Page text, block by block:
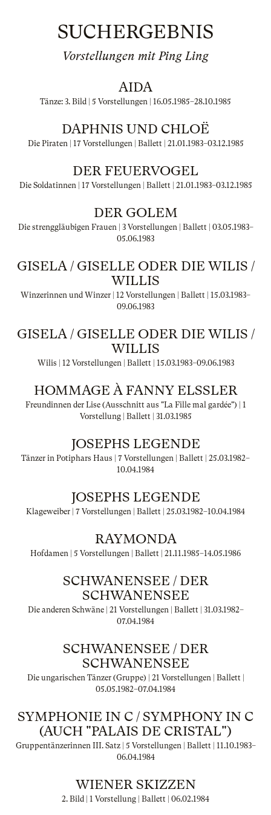
SUCHERGEBNIS
Vorstellungen mit Ping Ling
AIDA
Tänze: 3. Bild | 5 Vorstellungen | 16.05.1985–28.10.1985
DAPHNIS UND CHLOË
Die Piraten | 17 Vorstellungen | Ballett | 21.01.1983–03.12.1985
DER FEUERVOGEL
Die Soldatinnen | 17 Vorstellungen | Ballett | 21.01.1983–03.12.1985
DER GOLEM
Die strenggläubigen Frauen | 3 Vorstellungen | Ballett | 03.05.1983–
05.06.1983
GISELA / GISELLE ODER DIE WILIS /
WILLIS
Winzerinnen und Winzer | 12 Vorstellungen | Ballett | 15.03.1983–
09.06.1983
GISELA / GISELLE ODER DIE WILIS /
WILLIS
Wilis | 12 Vorstellungen | Ballett | 15.03.1983–09.06.1983
HOMMAGE À FANNY ELSSLER
Freundinnen der Lise (Ausschnitt aus "La Fille mal gardée") | 1
Vorstellung | Ballett | 31.03.1985
JOSEPHS LEGENDE
Tänzer in Potiphars Haus | 7 Vorstellungen | Ballett | 25.03.1982–
10.04.1984
JOSEPHS LEGENDE
Klageweiber | 7 Vorstellungen | Ballett | 25.03.1982–10.04.1984
RAYMONDA
Hofdamen | 5 Vorstellungen | Ballett | 21.11.1985–14.05.1986
SCHWANENSEE / DER
SCHWANENSEE
Die anderen Schwäne | 21 Vorstellungen | Ballett | 31.03.1982–
07.04.1984
SCHWANENSEE / DER
SCHWANENSEE
Die ungarischen Tänzer (Gruppe) | 21 Vorstellungen | Ballett |
05.05.1982–07.04.1984
SYMPHONIE IN C / SYMPHONY IN C
(AUCH "PALAIS DE CRISTAL")
Gruppentänzerinnen III. Satz | 5 Vorstellungen | Ballett | 11.10.1983–
06.04.1984
WIENER SKIZZEN
2. Bild | 1 Vorstellung | Ballett | 06.02.1984